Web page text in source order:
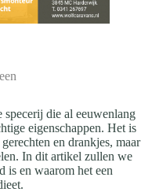
specerij die al eeuwenlang
eigenschappen. Het is
en drankjes, maar
In dit artikel zullen we
is en waarom het een